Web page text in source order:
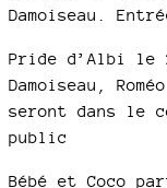
Damoiseau.
Pride d’Albi le
Damoiseau,
seront dans le
public
Bébé et Coco